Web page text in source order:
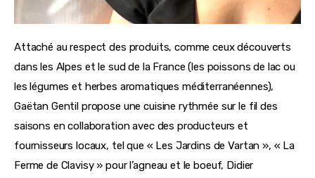
Attaché au respect des produits, comme ceux découverts
dans les Alpes et le sud de la France (les poissons de lac ou
les légumes et herbes aromatiques méditerranéennes),
Gaëtan Gentil propose une cuisine rythmée sur le fil des
saisons en collaboration avec des producteurs et
fournisseurs locaux, tel que « Les Jardins de Vartan », « La
Ferme de Clavisy » pour l’agneau et le boeuf, Didier